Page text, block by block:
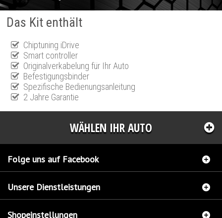
Das Kit enthält
Chiptuning iDrive
Smart controller
Originalverkabelung für Ihr Auto
Befestigungsbinder
Spezifische Bedienungsanleitung
2 Jahre Garantie
WÄHLEN IHR AUTO
Folge uns auf Facebook
Unsere Dienstleistungen
Shopeinstellungen